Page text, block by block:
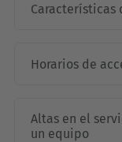
Características
Horarios de
Altas en el
un equipo